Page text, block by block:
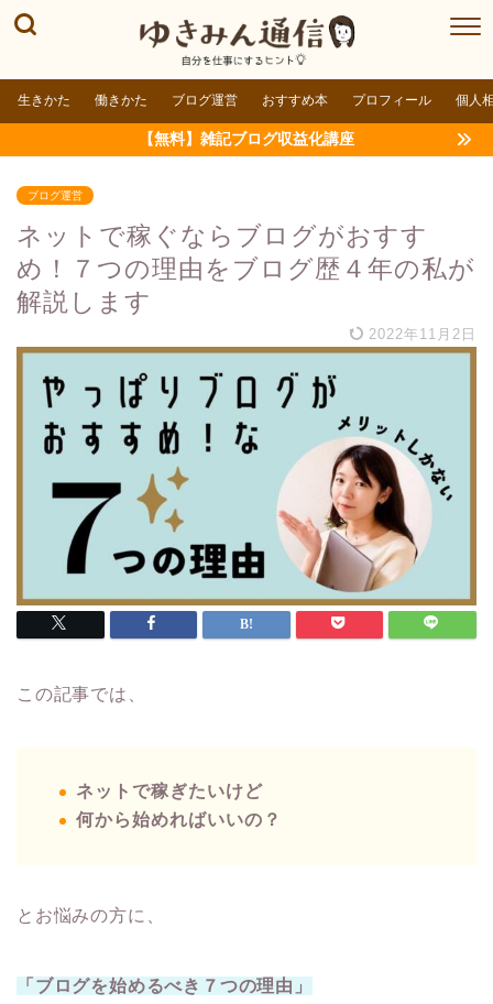
生きかた 働きかた ブログ運営 おすすめ本 プロフィール 個人
【無料】雑記ブログ収益化講座
ブログ運営
ネットで稼ぐならブログがおすす
め！７つの理由をブログ歴４年の私が
解説します
2022年11月2日
この記事では、
ネットで稼ぎたいけど
何から始めればいいの？
とお悩みの方に、
「ブログを始めるべき７つの理由」